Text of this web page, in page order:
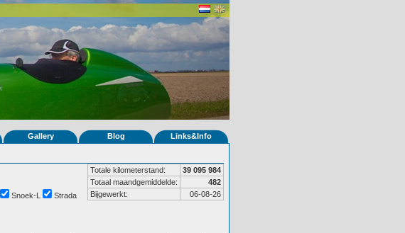
Gallery Blog Links&Info
Totale kilometerstand:
39 095 984
Totaal maandgemiddelde:
482
Bijgewerkt:
06-08-26
Snoek-L Strada